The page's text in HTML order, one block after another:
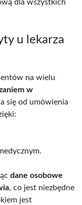
dla wszystkich
u lekarza
na wielu
w
się od umówienia
dane osobowe
, co jest niezbędne
jest